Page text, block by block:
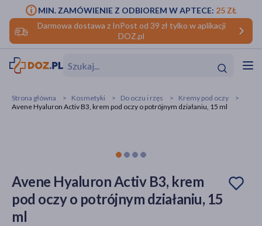
Darmowa dostawa z InPost od 39 zł tylko w aplikacji
DOZ.pl
MIN. ZAMÓWIENIE Z ODBIOREM W APTECE: 25 ZŁ
Strona główna Kosmetyki Do oczu i rzęs
Kremy pod oczy
Avene Hyaluron Activ B3, krem pod oczy o potrójnym działaniu, 15 ml
Avene Hyaluron Activ B3, krem
pod oczy o potrójnym działaniu, 15
ml